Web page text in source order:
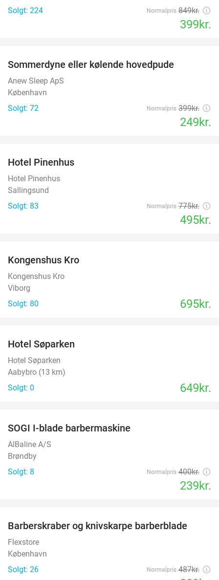
Solgt: 224
Normalpris 849kr.
399kr.
Sommerdyne eller kølende hovedpude
Anew Sleep ApS
København
Solgt: 72
Normalpris 399kr.
249kr.
Hotel Pinenhus
Hotel Pinenhus
Sallingsund
Solgt: 83
Normalpris 775kr.
495kr.
Kongenshus Kro
Kongenshus Kro
Viborg
Solgt: 80
695kr.
Hotel Søparken
Hotel Søparken
Aabybro (13 km)
Solgt: 0
649kr.
SOGI I-blade barbermaskine
AlBaline A/S
Brøndby
Solgt: 8
Normalpris 400kr.
239kr.
Barberskraber og knivskarpe barberblade
Flexstore
København
Solgt: 26
Normalpris 487kr.